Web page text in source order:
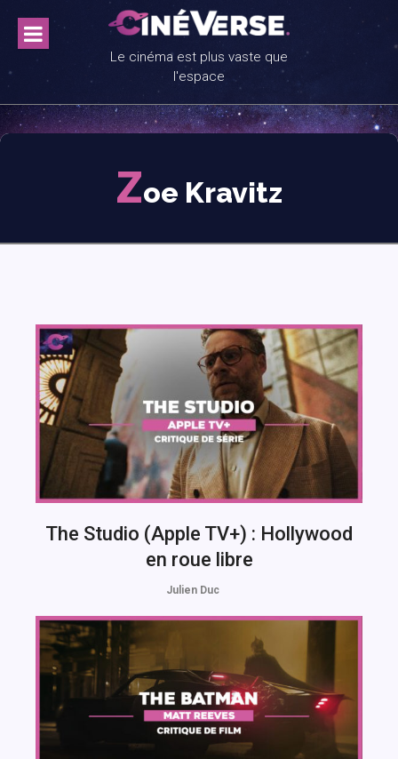
content
Le cinéma est plus vaste que
l'espace
Zoe Kravitz
The Studio (Apple TV+) : Hollywood
en roue libre
Julien Duc